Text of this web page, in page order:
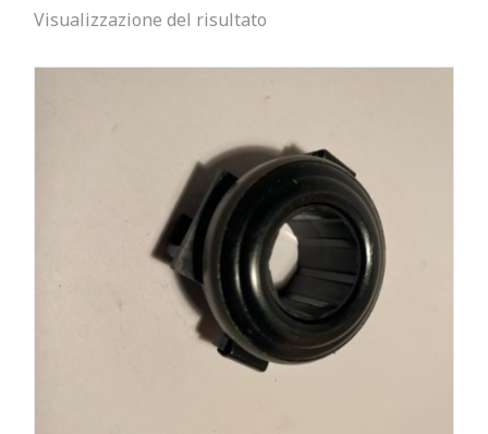
Visualizzazione del risultato